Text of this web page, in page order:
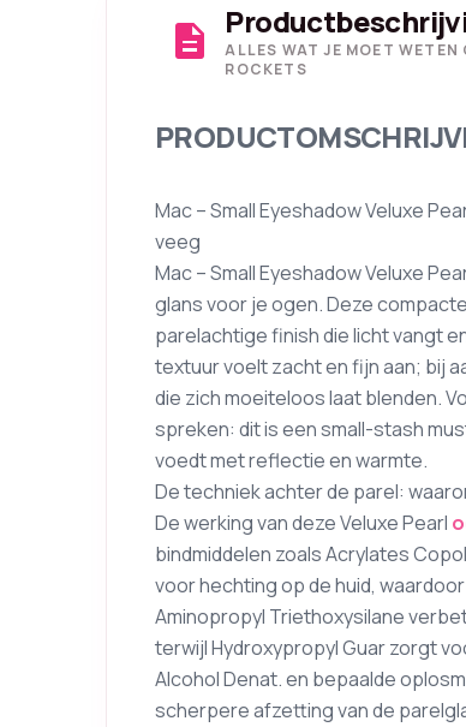
description
ALLES WAT JE MOET WETEN
ROCKETS
Mac – Small Eyeshadow Veluxe
veeg
Mac – Small Eyeshadow Veluxe
glans voor je ogen. Deze
parelachtige finish die licht vangt
textuur voelt zacht en fijn aan; bij
die zich moeiteloos laat blenden.
spreken: dit is een small-stash
voedt met reflectie en warmte.
De techniek achter de parel:
De werking van deze Veluxe Pearl
bindmiddelen zoals Acrylates
voor hechting op de huid,
Aminopropyl Triethoxysilane
terwijl Hydroxypropyl Guar zorgt
Alcohol Denat. en bepaalde
scherpere afzetting van de